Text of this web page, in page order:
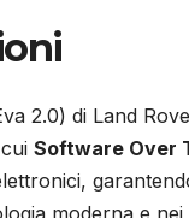
2.0) di Land
Software Over
moderna e